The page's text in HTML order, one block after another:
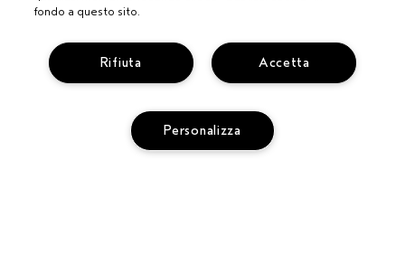
PROFESSIONISTI
DIVENTA UN SALONE AVEDA
MONITORA IL TUO ORDINE
CHATTA CON NOI
fondo a questo sito.
Accetta
Rifiuta
Personalizza